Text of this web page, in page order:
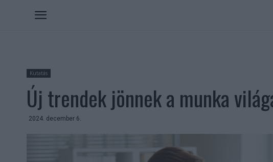
Kutatás
Új trendek jönnek a munka
2024. december 6.